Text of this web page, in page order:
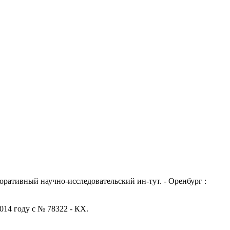
научно-исследовательский ин-тут. - Оренбург :
году с № 78322 - КХ.